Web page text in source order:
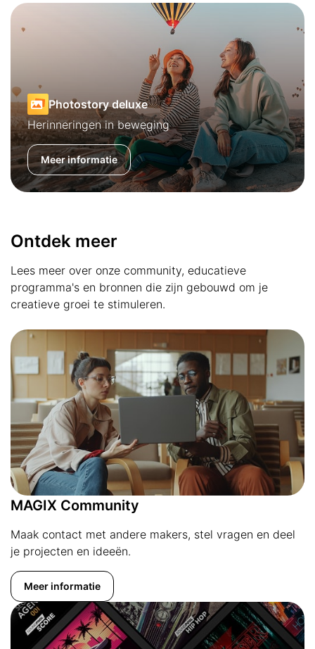
Photostory deluxe
Herinneringen in beweging
Meer informatie
Ontdek meer
Lees meer over onze community, educatieve
programma's en bronnen die zijn gebouwd om je
creatieve groei te stimuleren.
MAGIX Community
Maak contact met andere makers, stel vragen en deel
je projecten en ideeën.
Meer informatie